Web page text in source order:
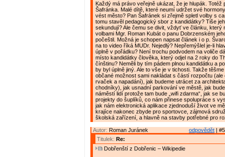
Každý má právo veřejně ukázat, že je hlupák. Totéž
Šafránka. Malé dítě, které neumí udržet své
vést město? Pan Šafránek si zřejmě spletl volby s
tomu stavěl pedagogický sbor z kandidátky? Tiše
sekundují? Ale čemu se divit, vždyť ve článku, který
volbami Mgr. Roman Kubát o panu Dobrzenském
počeštil. Možná je schopen napsat článek i o p.
na to video říká MUDr. Nejedlý? Nepřemýšlel je-li
úplně v pořádku? Není trochu podvodem na voliče
místo kandidátky člověka, který odjel na 2 roky do
čínštinu? Neměli by tím pádem plnou kandidátku a
by byl úplně jiný. Ale to vše je v tichosti. Takže
občané možnost sami nakládat s částí rozpočtu (ale
rvaček a napadání), jak budeme utrácet za
chodníky), jak usnadní parkování ve městě, jak
náměstí lidí protože tam bude „wifi zdarma“, jak se
projekty do šuplíků, co nám přinese spolupráce s
jak nám elektronická aplikace zjednoduší život ve
krajíce nakonec zbyde pro sportovce, zájmová
školská zařízení, a hlavně na stavby potřebné pro
odpovědět |
Autor: Roman Juránek
Titulek: Re:
Dobřenští z Dobřenic – Wikipedie